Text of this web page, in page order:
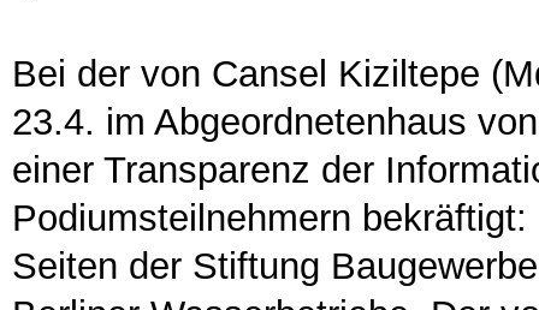
Bei der von Cansel Kiziltepe
23.4. im Abgeordnetenhaus
einer Transparenz der
Podiumsteilnehmern
Seiten der Stiftung